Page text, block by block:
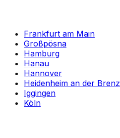
Frankfurt am Main
Großpösna
Hamburg
Hanau
Hannover
Heidenheim an der Brenz
Iggingen
Köln